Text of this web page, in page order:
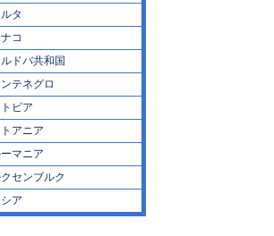
タ
コ
ドバ共和国
テネグロ
ビア
トアニア
マニア
センブルク
ア